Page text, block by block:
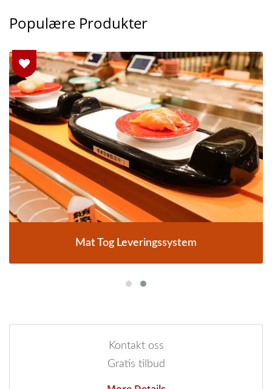
Populære Produkter
Mat Tog Leveringssystem
Kontakt oss
Gratis tilbud